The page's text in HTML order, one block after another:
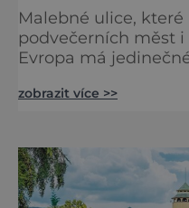
Malebné ulice,
podvečerních měst i
Evropa má
zve na cestu plnou
podobě. Města s neopakovatelnou
atmosférou Vydejte
měst, která patří k
zobrazit více >>